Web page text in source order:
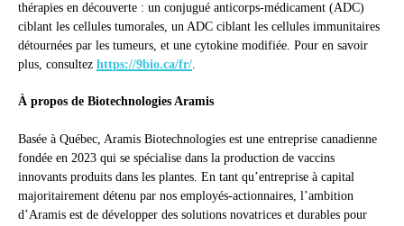
thérapies en découverte : un conjugué anticorps-médicament (ADC)
ciblant les cellules tumorales, un ADC ciblant les cellules immunitaires
détournées par les tumeurs, et une cytokine modifiée. Pour en savoir
plus, consultez https://9bio.ca/fr/.
À propos de Biotechnologies Aramis
Basée à Québec, Aramis Biotechnologies est une entreprise canadienne
fondée en 2023 qui se spécialise dans la production de vaccins
innovants produits dans les plantes. En tant qu’entreprise à capital
majoritairement détenu par nos employés-actionnaires, l’ambition
d’Aramis est de développer des solutions novatrices et durables pour